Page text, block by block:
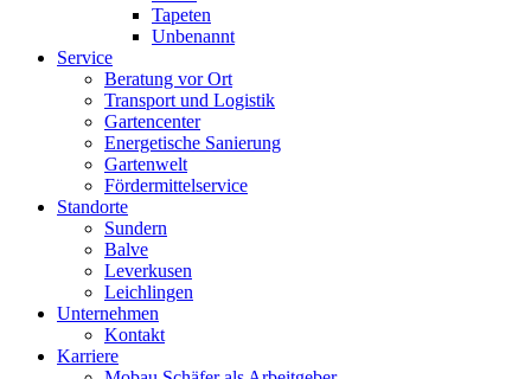
Tapeten
Unbenannt
Service
Beratung vor Ort
Transport und Logistik
Gartencenter
Energetische Sanierung
Gartenwelt
Fördermittelservice
Standorte
Sundern
Balve
Leverkusen
Leichlingen
Unternehmen
Kontakt
Karriere